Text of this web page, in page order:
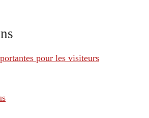
pour les visiteurs